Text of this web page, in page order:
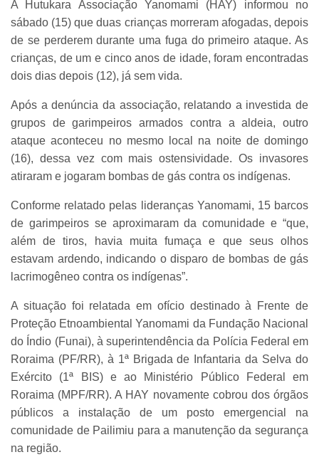
A Hutukara Associação Yanomami (HAY) informou no
sábado (15) que duas crianças morreram afogadas, depois
de se perderem durante uma fuga do primeiro ataque. As
crianças, de um e cinco anos de idade, foram encontradas
dois dias depois (12), já sem vida.
Após a denúncia da associação, relatando a investida de
grupos de garimpeiros armados contra a aldeia, outro
ataque aconteceu no mesmo local na noite de domingo
(16), dessa vez com mais ostensividade. Os invasores
atiraram e jogaram bombas de gás contra os indígenas.
Conforme relatado pelas lideranças Yanomami, 15 barcos
de garimpeiros se aproximaram da comunidade e “que,
além de tiros, havia muita fumaça e que seus olhos
estavam ardendo, indicando o disparo de bombas de gás
lacrimogêneo contra os indígenas”.
A situação foi relatada em ofício destinado à Frente de
Proteção Etnoambiental Yanomami da Fundação Nacional
do Índio (Funai), à superintendência da Polícia Federal em
Roraima (PF/RR), à 1ª Brigada de Infantaria da Selva do
Exército (1ª BIS) e ao Ministério Público Federal em
Roraima (MPF/RR). A HAY novamente cobrou dos órgãos
públicos a instalação de um posto emergencial na
comunidade de Pailimiu para a manutenção da segurança
na região.